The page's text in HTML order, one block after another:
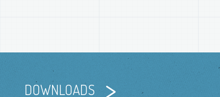
DOWNLOADS